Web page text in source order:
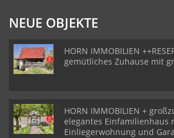
NEUE OBJEKTE
HORN IMMOBILIEN
gemütliches Zuhause mit
HORN IMMOBILIEN +
elegantes Einfamilienhaus
Einliegerwohnung und